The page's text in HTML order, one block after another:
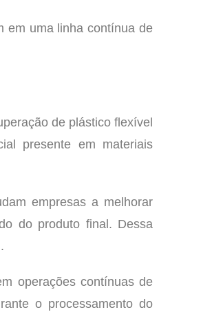
em uma linha contínua de
de plástico flexível
presente em materiais
empresas a melhorar
do produto final. Dessa
operações contínuas de
o processamento do